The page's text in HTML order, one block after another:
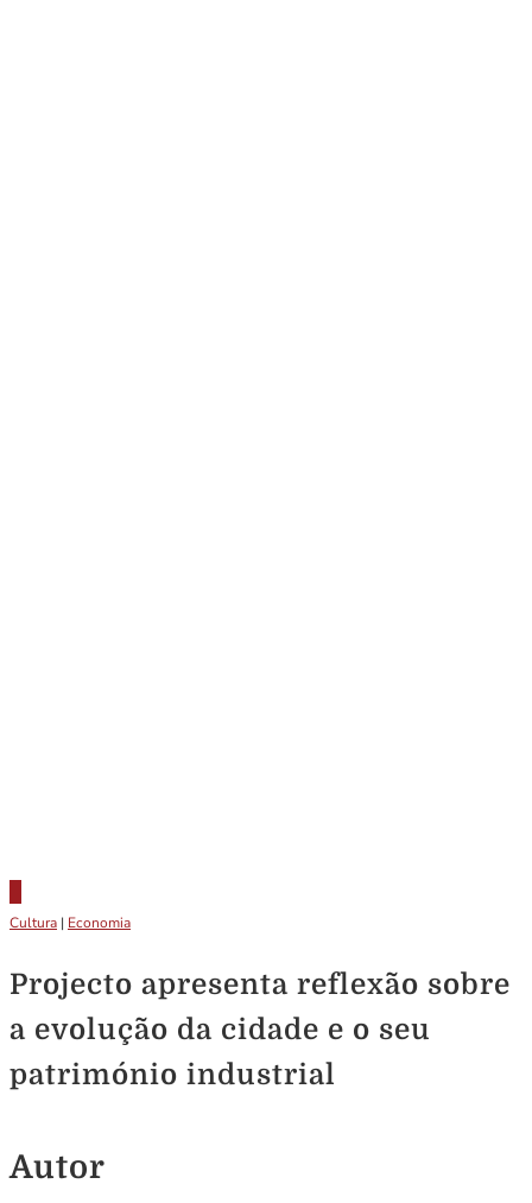
Cultura | Economia
Projecto apresenta reflexão sobre
a evolução da cidade e o seu
património industrial
Autor